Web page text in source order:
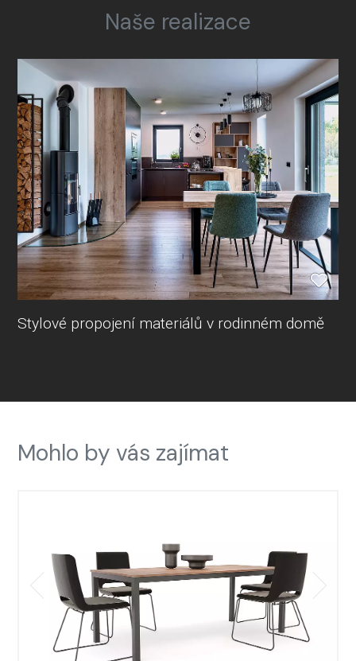
Naše realizace
Stylové propojení materiálů v rodinném domě
Mohlo by vás zajímat